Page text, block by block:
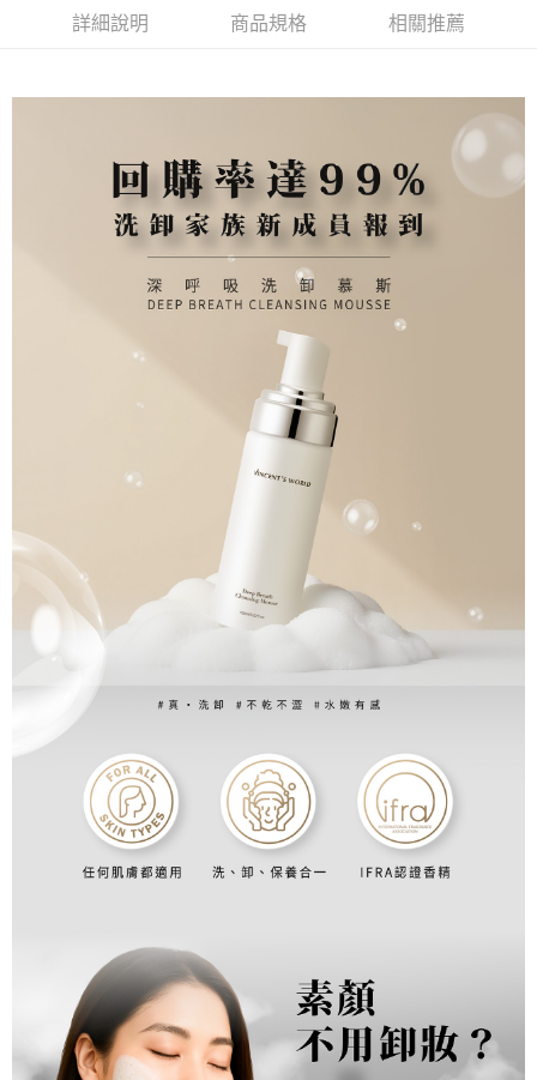
消。如遇「轉專審核」未通過狀況，表示未達大哥付你分期系統評分，恕無
2.透過簡訊連結打開帳單後，可選擇「超商條碼／台灣大直營門市／銀行轉
【注意事項】
1.本服務係由「台灣大哥大股份有限公司」（以下簡稱本公司）所提供，讓
用戶於交易時，得透過本服務購買商品或服務，並由商店將買賣／分期付款
買賣價金債權讓與本公司後，依約使用本公司帳單繳交帳款。
2.基於同意付款使用「大哥付你分期」之契約關係目的，商店將以您的個人
資料（包含姓名、電話或地址）提供予台灣大哥大進項蒐集、處理及利用，
由本公司與您本人進行分期帳單所需資料之確認、核對及更正。
3.完整用戶服務條款，請詳閱以下連結：https://oppay.tw/userRule
１．簡單：不需註冊會員、不需綁卡、不需儲值。
２．便利：只要手機號碼，簡訊認證，即可結帳。
【「AFTEE先享後付」結帳流程】
１．於結帳方式選擇「AFTEE先享後付」後，將跳轉至「AFTEE先享後付」
２．訂單成立數日內，您將收到繳費通知簡訊。
３．收到繳費通知簡訊後14天內，點擊此簡訊中的連結，可透過四大超商／
ATM／網路銀行／等多元方式進行付款，方視為交易完成。
※ 請注意：結帳手續完成當下不需立刻繳費，但若您需要取消訂單，請聯絡
※ 交易是否成功請以「AFTEE先享後付 」之結帳頁面顯示為準，若有關於
是否繳費成功／繳費後需取消欲退款等相關疑問，請聯繫「AFTEE先享後付
https://netprotections.freshdesk.com/support/home
１．透過由恩沛科技股份有限公司提供之「AFTEE先享後付」服務完成之交
易，需依本服務之必要範圍內提供個人資料，並將交易相關給付款項請求債
２．關於個人資料處理事宜，請瀏覽以下網址：
https://aftee.tw/terms/#terms3
３．未成年的使用者請事先徵得法定代理人或監護人之同意方可使用
「AFTEE先享後付」，若未經同意申辦者引起之損失，本公司不負相關責
任。
４．使用「AFTEE先享後付」時，將依據個別帳號之用戶狀況，依本公司即
時審查核予不同之上限額度；若仍有額度不足之情形，本公司將視審查結果
請求用戶進行身份認證。
５．嚴禁一人註冊多個帳號或使用他人資訊註冊。若發現惡意使用之情形，
恩沛科技股份有限公司將有權停止該用戶之使用額度並採取法律行動。
運送方式
每筆NT$80，滿NT$1,500(含以上)免運費
付款後全家取貨
每筆NT$80，滿NT$1,500(含以上)免運費
付款後全家取貨-免運
每筆NT$80，滿NT$1,500(含以上)免運費
每筆NT$80，滿NT$1,500(含以上)免運費
付款後萊爾富取貨-免運
每筆NT$80，滿NT$1,500(含以上)免運費
7-11免運付款
付款後7-11取貨
每筆NT$80，滿NT$1,500(含以上)免運費
宅配0元
詳細說明 商品規格 相關推薦